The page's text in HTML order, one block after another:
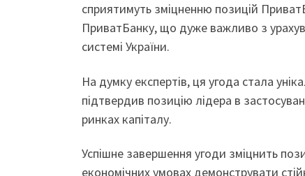
сприятимуть зміцненню позицій
ПриватБанку, що дуже важливо з
системі України.
На думку експертів, ця угода стала
підтвердив позицію лідера в
ринках капіталу.
Успішне завершення угоди зміцнить
економічних умовах демонструвати